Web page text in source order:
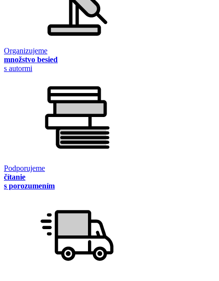
Organizujeme
množstvo besied
s autormi
Podporujeme
čítanie
s porozumením